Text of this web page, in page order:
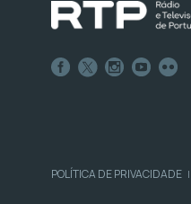
POLÍTICA DE PRIVACIDADE |